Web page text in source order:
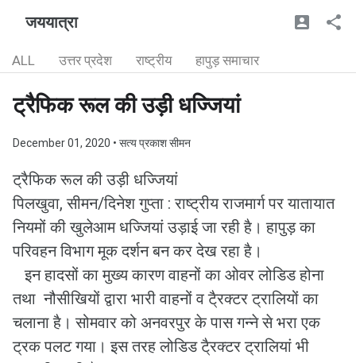
जययात्रा
ALL उत्तर प्रदेश राष्ट्रीय हापुड़ समाचार
ट्रैफिक रूल की उड़ी धज्जियां
December 01, 2020 • सत्य प्रकाश सीमन
ट्रैफिक रूल की उड़ी धज्जियां
पिलखुवा, सीमन/दिनेश गुप्ता : राष्ट्रीय राजमार्ग पर यातायात
नियमों की खुलेआम धज्जियां उड़ाई जा रही है। हापुड़ का
परिवहन विभाग मूक दर्शन बन कर देख रहा है।
इन हादसों का मुख्य कारण वाहनों का ओवर लोडिड होना
तथा नौसीखियों द्वारा भारी वाहनों व टै्रक्टर ट्रालियों का
चलाना है। सोमवार को अनवरपुर के पास गन्ने से भरा एक
ट्रक पलट गया। इस तरह लोडिड टै्रक्टर ट्रालियां भी